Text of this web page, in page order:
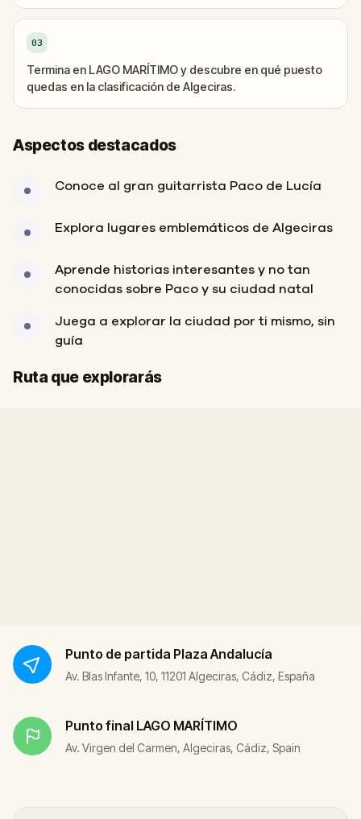
03
Termina en LAGO MARÍTIMO y descubre en qué puesto
quedas en la clasificación de Algeciras.
Aspectos destacados
Conoce al gran guitarrista Paco de Lucía
Explora lugares emblemáticos de Algeciras
Aprende historias interesantes y no tan
conocidas sobre Paco y su ciudad natal
Juega a explorar la ciudad por ti mismo, sin
guía
Ruta que explorarás
Inicio
Final
Punto de partida Plaza Andalucía
Av. Blas Infante, 10, 11201 Algeciras, Cádiz, España
Punto final LAGO MARÍTIMO
Av. Virgen del Carmen, Algeciras, Cádiz, Spain